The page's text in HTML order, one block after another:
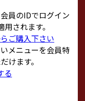
員のIDでログイン
されます。
ご購入下さい
メニューを会員特
けます。
る